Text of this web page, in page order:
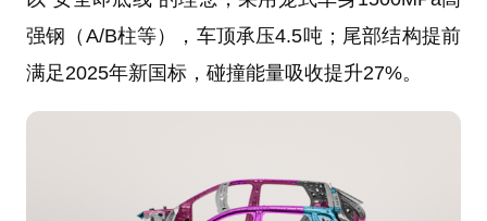
强钢（A/B柱等），车顶承压4.5吨；尾部结构提前
满足2025年新国标，碰撞能量吸收提升27%。